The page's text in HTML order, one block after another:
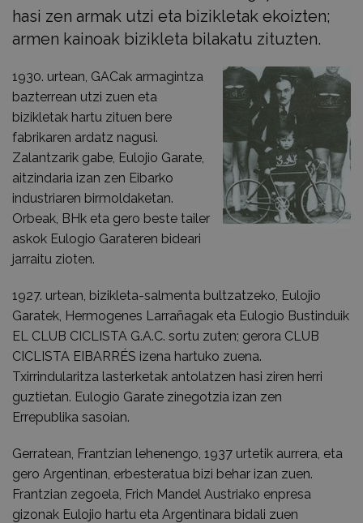
hasi zen armak utzi eta bizikletak ekoizten;
armen kainoak bizikleta bilakatu zituzten.
1930. urtean, GACak armagintza
bazterrean utzi zuen eta
bizikletak hartu zituen bere
fabrikaren ardatz nagusi.
Zalantzarik gabe, Eulojio Garate,
aitzindaria izan zen Eibarko
industriaren birmoldaketan.
Orbeak, BHk eta gero beste tailer
askok Eulogio Garateren bideari
jarraitu zioten.
1927. urtean, bizikleta-salmenta bultzatzeko, Eulojio
Garatek, Hermogenes Larrañagak eta Eulogio Bustinduik
EL CLUB CICLISTA G.A.C. sortu zuten; gerora CLUB
CICLISTA EIBARRÉS izena hartuko zuena.
Txirrindularitza lasterketak antolatzen hasi ziren herri
guztietan. Eulogio Garate zinegotzia izan zen
Errepublika sasoian.
Gerratean, Frantzian lehenengo, 1937 urtetik aurrera, eta
gero Argentinan, erbesteratua bizi behar izan zuen.
Frantzian zegoela, Frich Mandel Austriako enpresa
gizonak Eulojio hartu eta Argentinara bidali zuen